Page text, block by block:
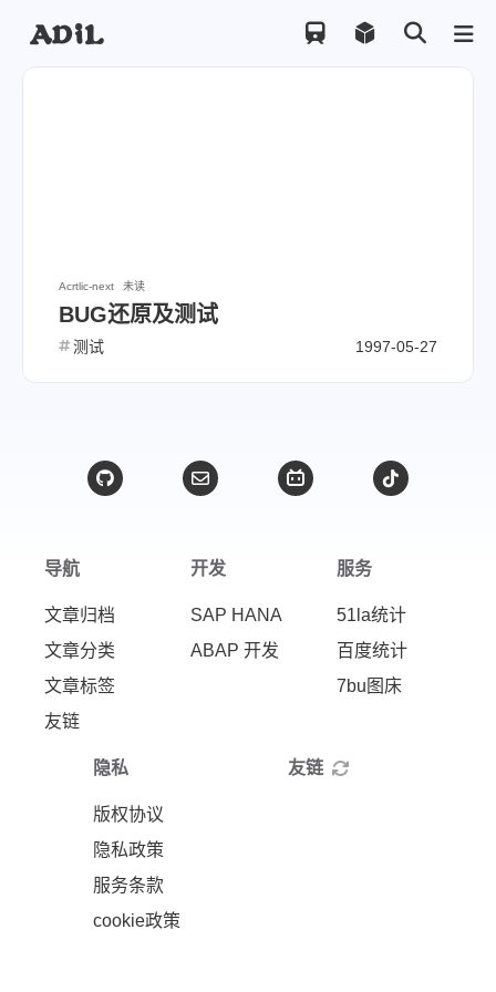
Acrtlic-next 未读
BUG还原及测试
测试 1997-05-27
导航
文章归档
文章分类
文章标签
友链
开发
SAP HANA
ABAP 开发
服务
51la统计
百度统计
7bu图床
隐私
版权协议
隐私政策
服务条款
cookie政策
友链